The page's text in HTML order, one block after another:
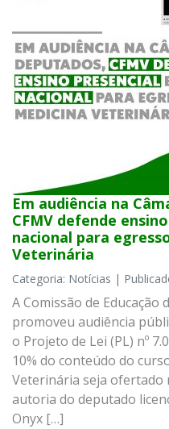
Em audiência na
CFMV defende
nacional para
Veterinária
Categoria: Notícias |
A Comissão de Educação
promoveu audiência
o Projeto de Lei (PL) nº
10% do conteúdo do
Veterinária seja ofertado
autoria do deputado
Onyx […]